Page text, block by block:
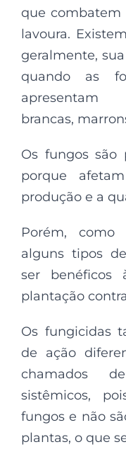
que combatem
lavoura.
geralmente,
quando as
apresentam
brancas,
Os fungos são
porque
produção e a
Porém,
alguns tipos
ser benéficos
plantação
Os fungicidas
de ação
chamados
sistêmicos,
fungos e não
plantas, o que